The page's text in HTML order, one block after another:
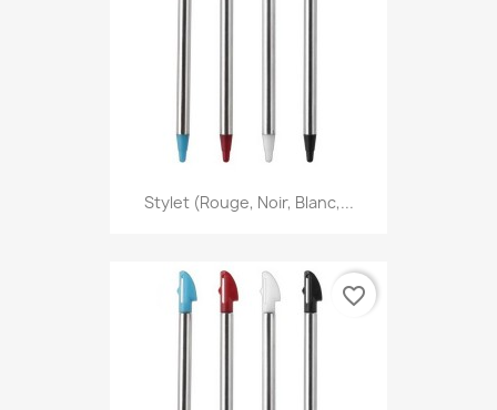
Stylet (Rouge, Noir, Blanc,...
favorite_border